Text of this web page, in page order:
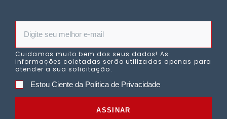
Cuidamos muito bem dos seus dados! As
informações coletadas serão utilizadas apenas para
atender a sua solicitação.
Estou Ciente da Politica de Privacidade
ASSINAR